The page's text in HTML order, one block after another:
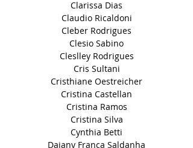
Clarissa Dias
Claudio Ricaldoni
Cleber Rodrigues
Clesio Sabino
Cleslley Rodrigues
Cris Sultani
Cristhiane Oestreicher
Cristina Castellan
Cristina Ramos
Cristina Silva
Cynthia Betti
Daiany França Saldanha